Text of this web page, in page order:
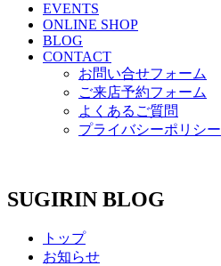
EVENTS
ONLINE SHOP
BLOG
CONTACT
お問い合せフォーム
ご来店予約フォーム
よくあるご質問
プライバシーポリシー
SUGIRIN BLOG
トップ
お知らせ